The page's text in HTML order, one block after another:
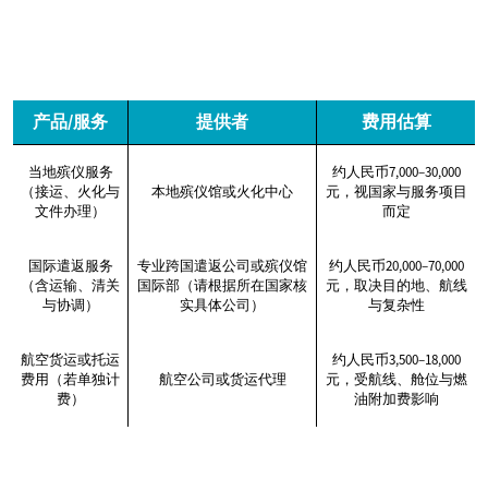
产品/服务 提供者 费用估算
当地殡仪服务
（接运、火化与
文件办理）
本地殡仪馆或火化中心
约人民币7,000–30,000
元，视国家与服务项目
而定
国际遣返服务
（含运输、清关
与协调）
专业跨国遣返公司或殡仪馆
国际部（请根据所在国家核
实具体公司）
约人民币20,000–70,000
元，取决目的地、航线
与复杂性
航空货运或托运
费用（若单独计
费）
航空公司或货运代理
约人民币3,500–18,000
元，受航线、舱位与燃
油附加费影响